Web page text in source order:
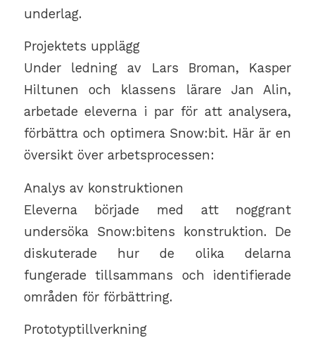
underlag.
Projektets upplägg
Under ledning av Lars Broman, Kasper
Hiltunen och klassens lärare Jan Alin,
arbetade eleverna i par för att analysera,
förbättra och optimera Snow:bit. Här är en
översikt över arbetsprocessen:
Analys av konstruktionen
Eleverna började med att noggrant
undersöka Snow:bitens konstruktion. De
diskuterade hur de olika delarna
fungerade tillsammans och identifierade
områden för förbättring.
Prototyptillverkning